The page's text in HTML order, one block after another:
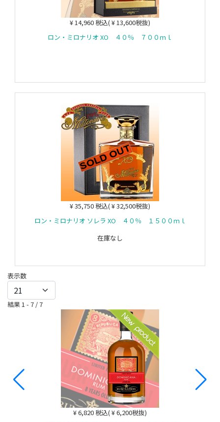
¥ 14,960 税込( ¥ 13,600税抜)
ロン・ミロナリオ XO ４０％ ７００ｍｌ
¥ 35,750 税込( ¥ 32,500税抜)
ロン・ミロナリオ ソレラ XO ４０％ １５００ｍｌ
在庫なし
表示数
結果 1 - 7 / 7
¥ 6,820 税込( ¥ 6,200税抜)